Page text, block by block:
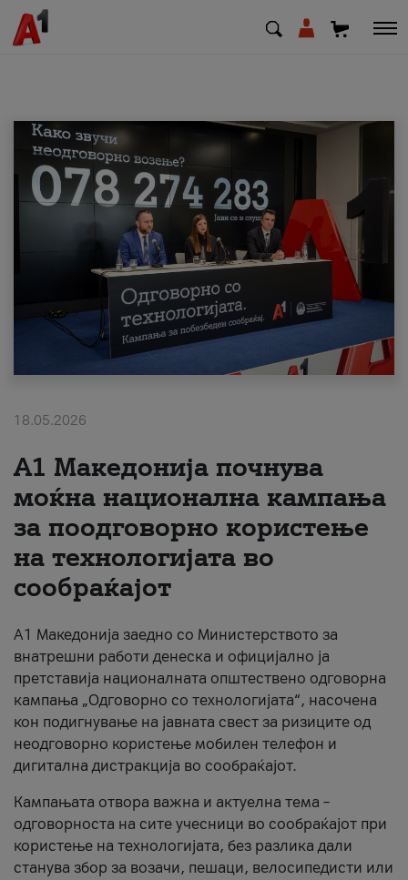
МК EN SQ
Деловни
Поддршка
Надополни кредит
#ПодобарОнлајн
18.05.2026
A1 Македонија почнува
моќна национална кампања
за поодговорно користење
на технологијата во
сообраќајот
A1 Македонија заедно со Министерството за
внатрешни работи денеска и официјално ја
претставија националната општествено одговорна
кампања „Одговорно со технологијата“, насочена
кон подигнување на јавната свест за ризиците од
неодговорно користење мобилен телефон и
дигитална дистракција во сообраќајот.
Кампањата отвора важна и актуелна тема –
одговорноста на сите учесници во сообраќајот при
користење на технологијата, без разлика дали
станува збор за возачи, пешаци, велосипедисти или